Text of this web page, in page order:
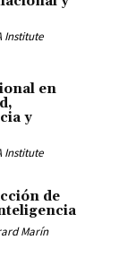
Institute
en
y
Institute
de
Marín